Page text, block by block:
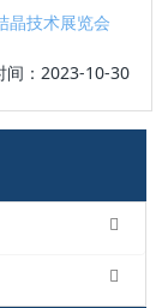
晶技术展览会
间：2023-10-30